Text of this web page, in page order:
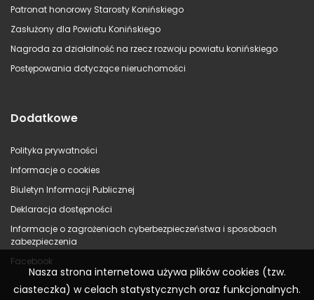
Patronat honorowy Starosty Konińskiego
Zasłużony dla Powiatu Konińskiego
Nagroda za działalność na rzecz rozwoju powiatu konińskiego
Postępowania dotyczące nieruchomości
Dodatkowe
Polityka prywatności
Informacje o cookies
Biuletyn Informacji Publicznej
Deklaracja dostępności
Informacje o zagrożeniach cyberbezpieczeństwa i sposobach
zabezpieczenia
Facebook
Nasza strona internetowa używa plików cookies (tzw.
ciasteczka) w celach statystycznych oraz funkcjonalnych.